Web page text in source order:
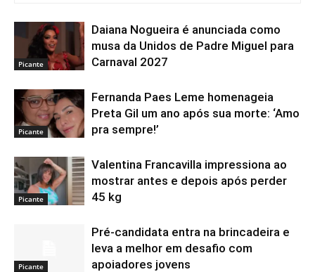
Picante
Daiana Nogueira é anunciada como
musa da Unidos de Padre Miguel para
Carnaval 2027
Picante
Fernanda Paes Leme homenageia
Preta Gil um ano após sua morte: ‘Amo
pra sempre!’
Picante
Valentina Francavilla impressiona ao
mostrar antes e depois após perder
45 kg
Picante
Pré-candidata entra na brincadeira e
leva a melhor em desafio com
apoiadores jovens